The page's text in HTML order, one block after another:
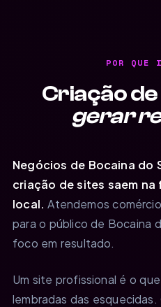
POR QUE
Criação
gerar
Negócios de Bocaina do
criação de sites saem
local. Atendemos
para o público de Bocaina
foco em resultado.
Um site profissional é o
lembradas das